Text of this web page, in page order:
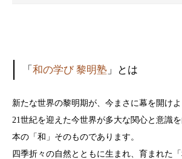
「和の学び 黎明塾 」とは
新たな世界の黎明期が、今まさに幕を開けよ
21世紀を迎えた今世界が多大な関心と意識
本の「和」そのものであります。
四季折々の自然とともに生まれ、育まれた